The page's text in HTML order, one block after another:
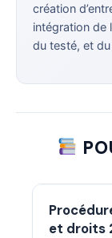
création
intégration de
du testé, et
et droits